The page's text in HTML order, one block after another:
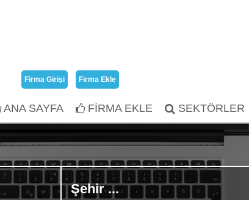
Firma Girişi Firma Ekle
ANA SAYFA FİRMA EKLE SEKTÖRLER